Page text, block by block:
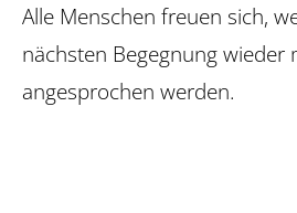
Alle Menschen freuen sich,
nächsten Begegnung wieder
angesprochen werden.